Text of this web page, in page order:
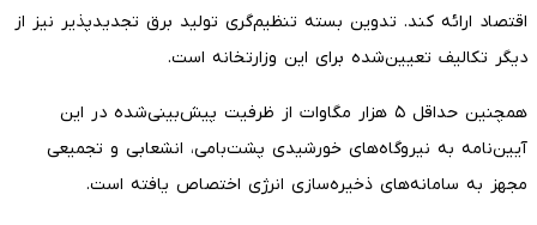
اقتصاد ارائه کند. تدوین بسته تنظیم‌گری تولید برق تجدیدپذیر نیز از
دیگر تکالیف تعیین‌شده برای این وزارتخانه است.
همچنین حداقل ۵ هزار مگاوات از ظرفیت پیش‌بینی‌شده در این
آیین‌نامه به نیروگاه‌های خورشیدی پشت‌بامی، انشعابی و تجمیعی
مجهز به سامانه‌های ذخیره‌سازی انرژی اختصاص یافته است.